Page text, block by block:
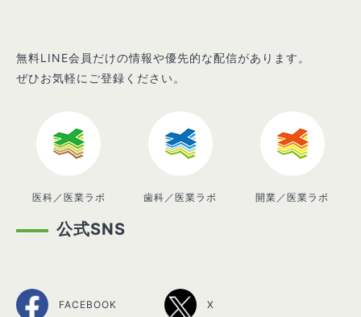
無料LINE会員だけの情報や優先的な配信があります。
ぜひお気軽にご登録ください。
医科／医業ラボ 歯科／医業ラボ 開業／医業ラボ
公式SNS
FACEBOOK X